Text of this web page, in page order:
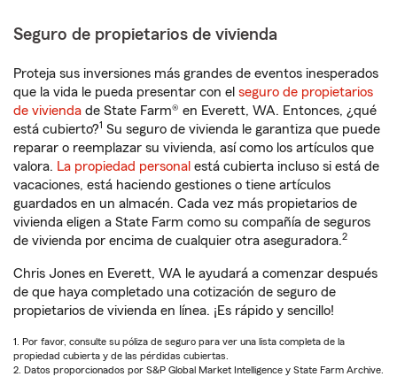
Seguro de propietarios de vivienda
Proteja sus inversiones más grandes de eventos inesperados
que la vida le pueda presentar con el seguro de propietarios
de vivienda de State Farm® en Everett, WA. Entonces, ¿qué
está cubierto?1 Su seguro de vivienda le garantiza que puede
reparar o reemplazar su vivienda, así como los artículos que
valora. La propiedad personal está cubierta incluso si está de
vacaciones, está haciendo gestiones o tiene artículos
guardados en un almacén. Cada vez más propietarios de
vivienda eligen a State Farm como su compañía de seguros
de vivienda por encima de cualquier otra aseguradora.2
Chris Jones en Everett, WA le ayudará a comenzar después
de que haya completado una cotización de seguro de
propietarios de vivienda en línea. ¡Es rápido y sencillo!
1. Por favor, consulte su póliza de seguro para ver una lista completa de la
propiedad cubierta y de las pérdidas cubiertas.
2. Datos proporcionados por S&P Global Market Intelligence y State Farm Archive.